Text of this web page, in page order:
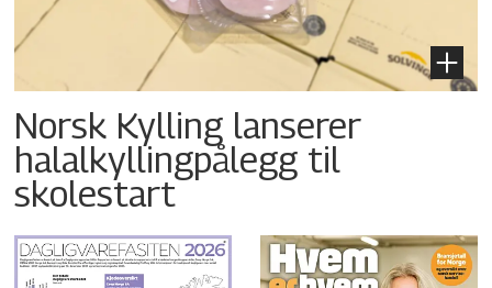
Norsk Kylling lanserer
halalkyllingpålegg til
skolestart